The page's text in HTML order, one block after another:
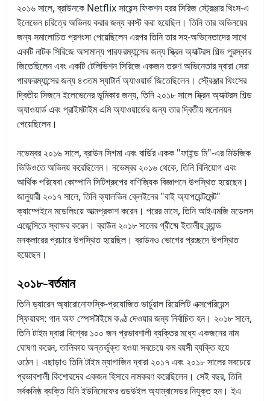
২০১৬ সালে, ব্রাউনকে Netflix সায়েন্স ফিকশন হরর সিরিজ স্ট্রেঞ্জার থিংস-এ
ইলেভেন চরিত্রে অভিনয় করার জন্য কাস্ট করা হয়েছিল। তিনি তার অভিনয়ের
জন্য সমালোচিত প্রশংসা পেয়েছিলেন এরপর তিনি তার সহ-অভিনেতাদের সাথে
একটি নাটক সিরিজে অসামান্য পারফরম্যান্সের জন্য স্ক্রিন অ্যাক্টরস গিল্ড পুরস্কার
জিতেছিলেন এবং একটি টেলিভিশন সিরিজে একজন তরুণ অভিনেতার দ্বারা সেরা
পারফরম্যান্সের জন্য ৪৩তম স্যাটার্ন অ্যাওয়ার্ড জিতেছিলেন। স্ট্রেঞ্জার থিংসের
দ্বিতীয় সিজনে ইলেভেনের ভূমিকার জন্য, তিনি ২০১৮ সালে স্ক্রিন অ্যাক্টরস গিল্ড
অ্যাওয়ার্ড এবং প্রাইমটাইম এমি অ্যাওয়ার্ডের জন্য তার দ্বিতীয় মনোনয়ন
পেয়েছিলেন।
নভেম্বর ২০১৬ সালে, ব্রাউন সিগমা এবং বার্ডির একক "ফাইন্ড মি"-এর মিউজিক
ভিডিওতে অভিনয় করেছিলেন। নভেম্বর ২০১৬ থেকে, তিনি বিনিয়োগ এবং
আর্থিক পরিষেবা কোম্পানি সিটিগ্রুপের বাণিজ্যিক বিজ্ঞাপনে উপস্থিত হয়েছেন।
জানুয়ারী ২০১৭ সালে, তিনি ক্যালভিন ক্লেইনের "বাই অ্যাপয়েন্টমেন্ট"
ক্যাম্পেইনে মডেলিংয়ে আত্মপ্রকাশ করেন। পরের মাসে, তিনি আইএমজি মডেলস
এজেন্সিতে স্বাক্ষর করেন। ব্রাউন ২০১৮ সালের গ্রীষ্মে ইতালীয় ব্র্যান্ড
মনক্লারের প্রচারে উপস্থিত হয়েছিল। ব্রাউনও ভোগের প্রচ্ছদে উপস্থিত
হয়েছেন।
২০১৮-বর্তমান
তিনি ড্যারেন অ্যারোনোফস্কি-প্রযোজিত ভার্চুয়াল রিয়েলিটি এক্সপেরিয়েন্স
স্ফিয়ারস: গান অফ স্পেসটাইমে কণ্ঠ দেওয়ার জন্য নির্বাচিত হন। ২০১৮ সালে,
তিনি টাইম দ্বারা বিশ্বের ১০০ জন প্রভাবশালী ব্যক্তির মধ্যে একজনের নাম
ঘোষণা করেন, তালিকায় অন্তর্ভুক্ত হওয়া সবচেয়ে কম বয়সী ব্যক্তি হয়ে
ওঠেন। এছাড়াও তিনি টাইম ম্যাগাজিন দ্বারা ২০১৭ এবং ২০১৮ সালের সবচেয়ে
প্রভাবশালী কিশোরদের একজন হিসাবে নামকরণ করেছিলেন। সেই বছর, তিনি
সর্বকনিষ্ঠ ব্যক্তি যিনি ইউনিসেফের গুডউইল অ্যাম্বাসেডর নিযুক্ত হন। ইএ